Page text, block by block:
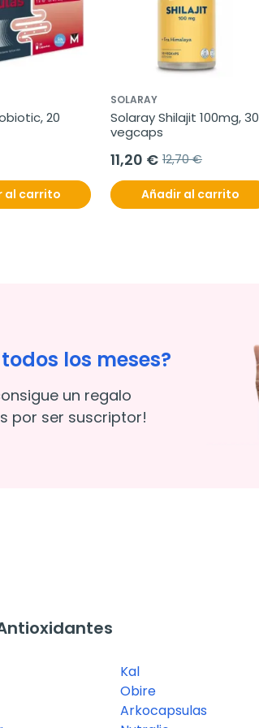
20
al carrito
SOLARAY
Solaray Shilajit 100mg, 30
vegcaps
11,20 € 12,70 €
Añadir al carrito
todos los meses?
un regalo
por ser suscriptor!
Kal
Obire
Arkocapsulas